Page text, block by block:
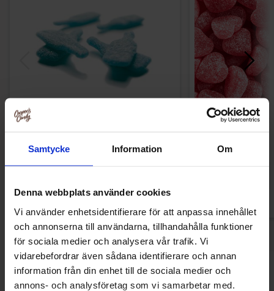
Samtycke Information Om
Denna webbplats använder cookies
Vi använder enhetsidentifierare för att anpassa innehållet
och annonserna till användarna, tillhandahålla funktioner
för sociala medier och analysera vår trafik. Vi
vidarebefordrar även sådana identifierare och annan
information från din enhet till de sociala medier och
annons- och analysföretag som vi samarbetar med.
269.91 kr
Haribo
Andre kjøpte også